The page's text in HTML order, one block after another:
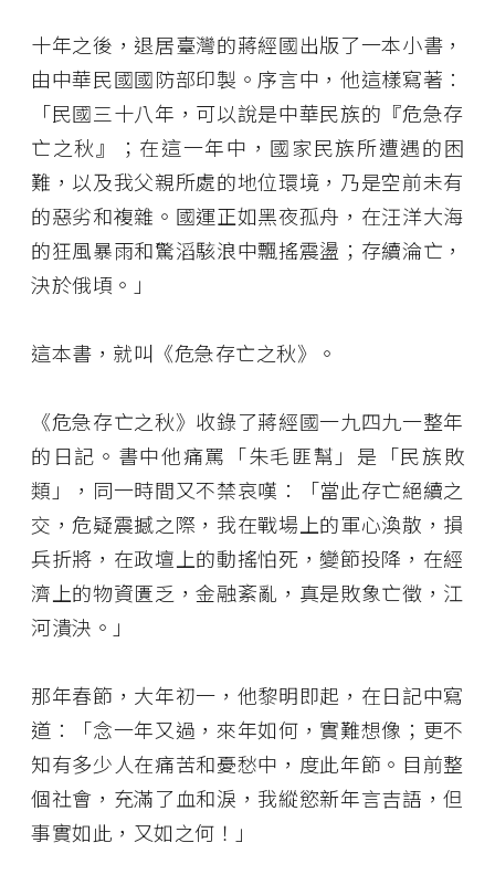
十年之後，退居臺灣的蔣經國出版了一本小書，
由中華民國國防部印製。序言中，他這樣寫著：
「民國三十八年，可以說是中華民族的『危急存
亡之秋』；在這一年中，國家民族所遭遇的困
難，以及我父親所處的地位環境，乃是空前未有
的惡劣和複雜。國運正如黑夜孤舟，在汪洋大海
的狂風暴雨和驚滔駭浪中飄搖震盪；存續淪亡，
決於俄頃。」
這本書，就叫《危急存亡之秋》。
《危急存亡之秋》收錄了蔣經國一九四九一整年
的日記。書中他痛罵「朱毛匪幫」是「民族敗
類」，同一時間又不禁哀嘆：「當此存亡絕續之
交，危疑震撼之際，我在戰場上的軍心渙散，損
兵折將，在政壇上的動搖怕死，變節投降，在經
濟上的物資匱乏，金融紊亂，真是敗象亡徵，江
河潰決。」
那年春節，大年初一，他黎明即起，在日記中寫
道：「念一年又過，來年如何，實難想像；更不
知有多少人在痛苦和憂愁中，度此年節。目前整
個社會，充滿了血和淚，我縱慾新年言吉語，但
事實如此，又如之何！」